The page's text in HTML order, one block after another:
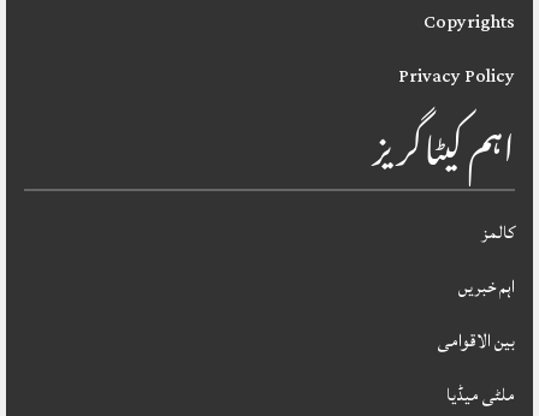
Copyrights
Privacy Policy
اہم کیٹاگریز
کالمز
اہم خبریں
بین الاقوامی
ملٹی میڈیا